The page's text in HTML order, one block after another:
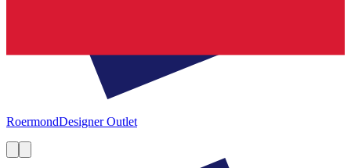
RoermondDesigner Outlet